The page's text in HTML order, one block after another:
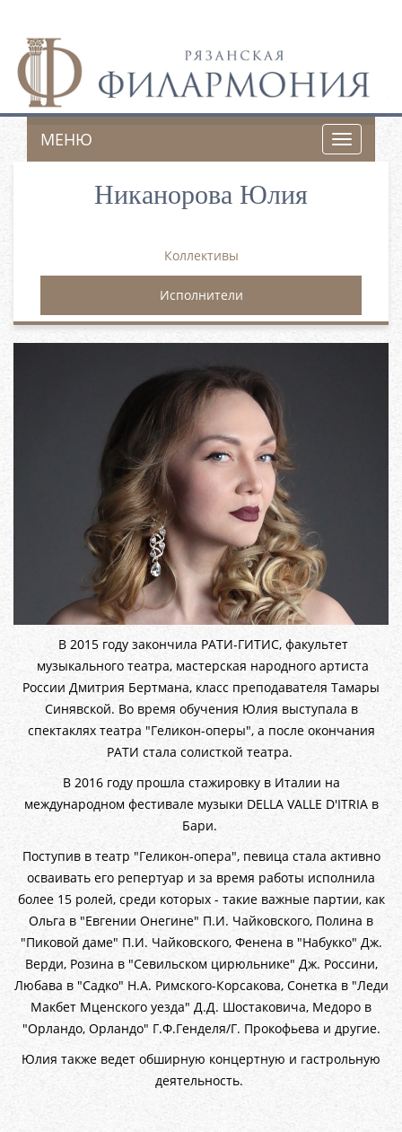
Toggle
МЕНЮ
Никанорова Юлия
Коллективы
Исполнители
В 2015 году закончила РАТИ-ГИТИС, факультет
музыкального театра, мастерская народного артиста
России Дмитрия Бертмана, класс преподавателя Тамары
Синявской. Во время обучения Юлия выступала в
спектаклях театра "Геликон-оперы", а после окончания
РАТИ стала солисткой театра.
В 2016 году прошла стажировку в Италии на
международном фестивале музыки DELLA VALLE D'ITRIA в
Бари.
Поступив в театр "Геликон-опера", певица стала активно
осваивать его репертуар и за время работы исполнила
более 15 ролей, среди которых - такие важные партии, как
Ольга в "Евгении Онегине" П.И. Чайковского, Полина в
"Пиковой даме" П.И. Чайковского, Фенена в "Набукко" Дж.
Верди, Розина в "Севильском цирюльнике" Дж. Россини,
Любава в "Садко" Н.А. Римского-Корсакова, Сонетка в "Леди
Макбет Мценского уезда" Д.Д. Шостаковича, Медоро в
"Орландо, Орландо" Г.Ф.Генделя/Г. Прокофьева и другие.
Юлия также ведет обширную концертную и гастрольную
деятельность.